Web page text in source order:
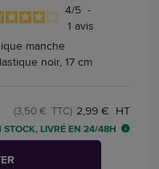
4/5 -
1 avis
manche
noir, 17 cm
2,99 € HT
(3,50 € TTC)
STOCK, LIVRÉ EN 24/48H